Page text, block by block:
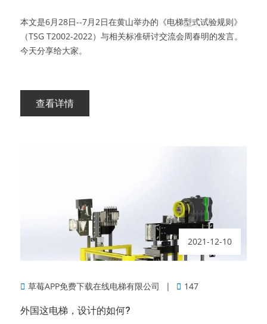
本文是6月28日--7月2日在黄山举办的《电梯型式试验规则》
（TSG T2002-2022）与相关标准研讨交流会周春明的发言。
今天分享给大家。
查看详情
2021-12-10
草莓APP免费下载在线电梯有限公司 147
外国这电梯，设计的如何?